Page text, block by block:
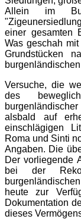
Allein im
einer gesamten
Was geschah
Grundstücken
Versuche, die
des
alsbald auf
einschlägigen
Roma und Sinti
Angaben. Die
Der vorliegende
bei der
heute zur
Dokumentation
dieses